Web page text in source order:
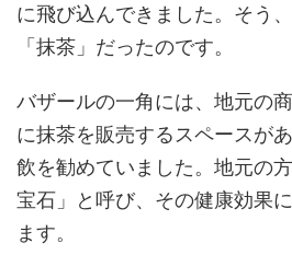
に飛び込んできました。そう
「抹茶」だったのです。
バザールの一角には、地元の
に抹茶を販売するスペースが
飲を勧めていました。地元の
宝石」と呼び、その健康効果
ます。